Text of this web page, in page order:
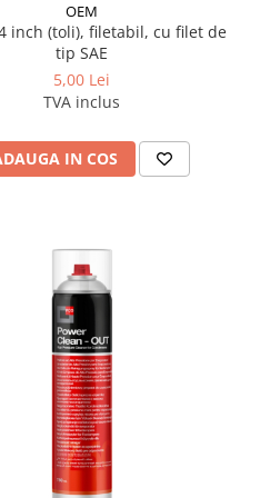
OEM
inch (toli), filetabil, cu filet de
tip SAE
5,00 Lei
TVA inclus
IN COS